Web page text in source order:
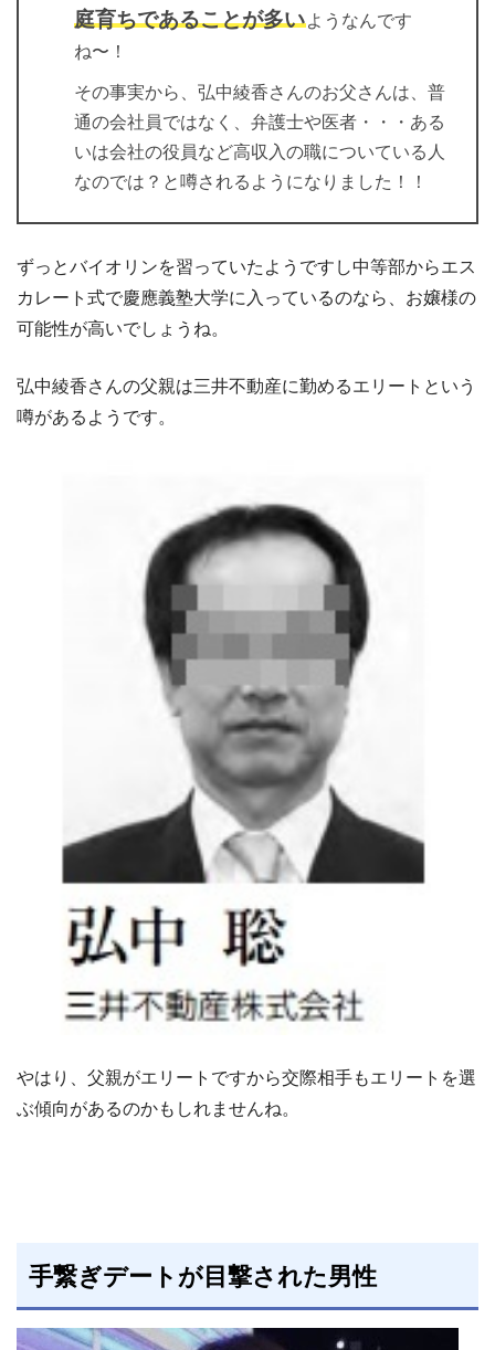
庭育ちであることが多いようなんです
ね〜！
その事実から、弘中綾香さんのお父さんは、普
通の会社員ではなく、弁護士や医者・・・ある
いは会社の役員など高収入の職についている人
なのでは？と噂されるようになりました！！
ずっとバイオリンを習っていたようですし中等部からエス
カレート式で慶應義塾大学に入っているのなら、お嬢様の
可能性が高いでしょうね。
弘中綾香さんの父親は三井不動産に勤めるエリートという
噂があるようです。
やはり、父親がエリートですから交際相手もエリートを選
ぶ傾向があるのかもしれませんね。
手繋ぎデートが目撃された男性